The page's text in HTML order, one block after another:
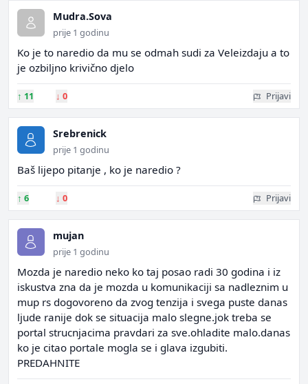
Mudra.Sova
prije 1 godinu
Ko je to naredio da mu se odmah sudi za Veleizdaju a to
je ozbiljno krivično djelo
↑ 11 ↓ 0 Prijavi
Srebrenick
prije 1 godinu
Baš lijepo pitanje , ko je naredio ?
↑ 6 ↓ 0 Prijavi
mujan
prije 1 godinu
Mozda je naredio neko ko taj posao radi 30 godina i iz
iskustva zna da je mozda u komunikaciji sa nadleznim u
mup rs dogovoreno da zvog tenzija i svega puste danas
ljude ranije dok se situacija malo slegne.jok treba se
portal strucnjacima pravdari za sve.ohladite malo.danas
ko je citao portale mogla se i glava izgubiti.
PREDAHNITE